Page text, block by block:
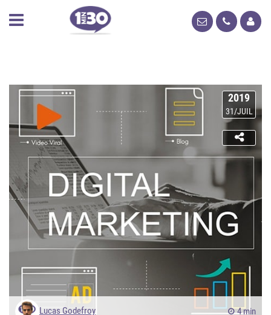
2019
31/JUIL
Lucas Godefroy 4 min